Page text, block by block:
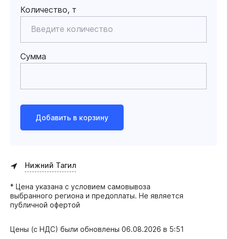
Количество, т
Сумма
Добавить в корзину
Нижний Тагил
* Цена указана с условием самовывоза
выбранного региона и предоплаты. Не является
публичной офертой
Цены (с НДС) были обновлены 06.08.2026 в 5:51